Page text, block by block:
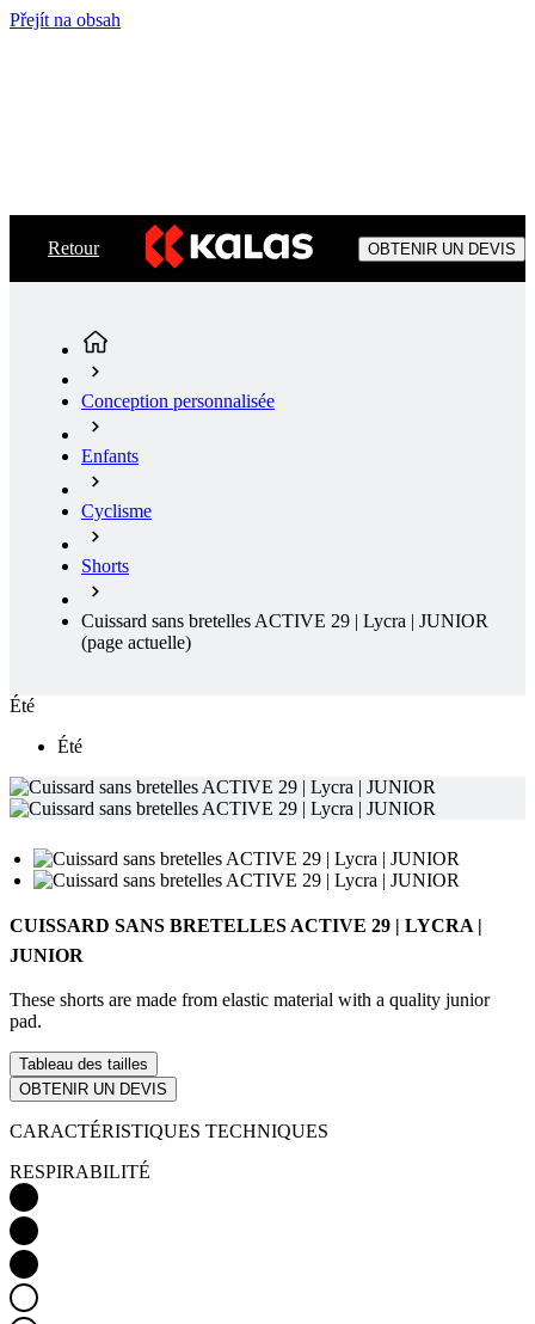
Přejít na obsah
Retour OBTENIR UN DEVIS
Conception personnalisée
Enfants
Cyclisme
Shorts
Cuissard sans bretelles ACTIVE 29 | Lycra | JUNIOR
(page actuelle)
Été
Été
CUISSARD SANS BRETELLES ACTIVE 29 | LYCRA |
JUNIOR
These shorts are made from elastic material with a quality junior
pad.
Tableau des tailles
OBTENIR UN DEVIS
CARACTÉRISTIQUES TECHNIQUES
RESPIRABILITÉ